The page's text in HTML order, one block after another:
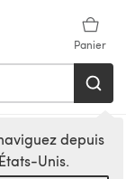
Panier
depuis
États-Unis.